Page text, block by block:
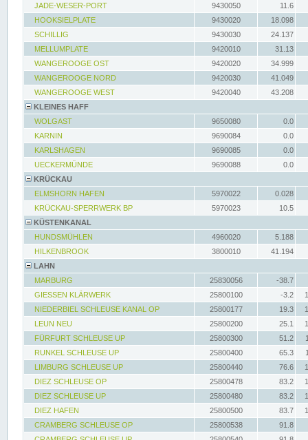
JADE-WESER-PORT
9430050
11.6
HOOKSIELPLATE
9430020
18.098
SCHILLIG
9430030
24.137
MELLUMPLATE
9420010
31.13
WANGEROOGE OST
9420020
34.999
WANGEROOGE NORD
9420030
41.049
WANGEROOGE WEST
9420040
43.208
KLEINES HAFF
WOLGAST
9650080
0.0
KARNIN
9690084
0.0
KARLSHAGEN
9690085
0.0
UECKERMÜNDE
9690088
0.0
KRÜCKAU
ELMSHORN HAFEN
5970022
0.028
KRÜCKAU-SPERRWERK BP
5970023
10.5
KÜSTENKANAL
HUNDSMÜHLEN
4960020
5.188
HILKENBROOK
3800010
41.194
LAHN
MARBURG
25830056
-38.7
GIESSEN KLÄRWERK
25800100 -3.2
NIEDERBIEL SCHLEUSE KANAL OP
25800177 19.3
LEUN NEU
25800200 25.1
FÜRFURT SCHLEUSE UP
25800300 51.2
RUNKEL SCHLEUSE UP
25800400 65.3
LIMBURG SCHLEUSE UP
25800440 76.6
DIEZ SCHLEUSE OP
25800478 83.2
DIEZ SCHLEUSE UP
25800480 83.2
DIEZ HAFEN
25800500 83.7
CRAMBERG SCHLEUSE OP
25800538
91.8